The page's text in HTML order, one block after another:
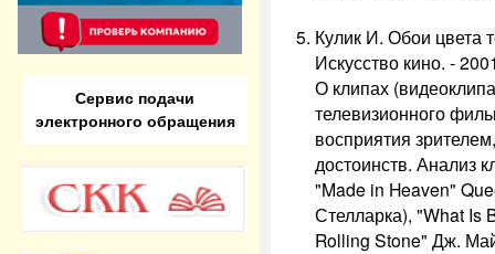
Сервис подачи
электронного обращения
Кулик И. Обои цвета
Искусство кино. -
О клипах
телевизионного
восприятия
достоинств. Анализ
"Made in Heaven"
Стелларка), "What Is
Rolling Stone" Дж.